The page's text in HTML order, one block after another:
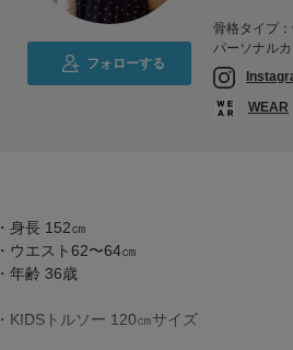
フォローする
骨格タイプ
パーソナル
WEAR
・身長 152㎝
・ウエスト62〜64㎝
・年齢 36歳
・KIDSトルソー 120㎝サイズ